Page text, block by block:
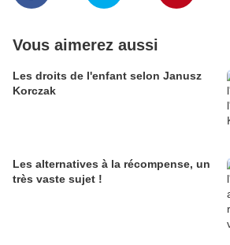
Vous aimerez aussi
Les droits de l'enfant selon Janusz
Korczak
Les alternatives à la récompense, un
très vaste sujet !